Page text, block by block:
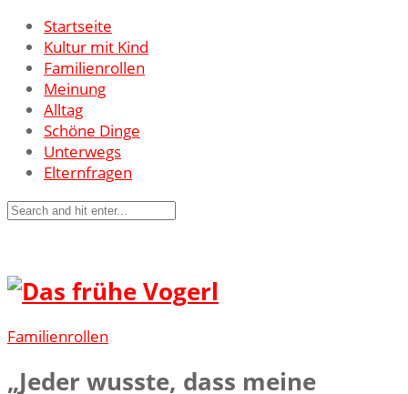
Startseite
Kultur mit Kind
Familienrollen
Meinung
Alltag
Schöne Dinge
Unterwegs
Elternfragen
Familienrollen
„Jeder wusste, dass meine